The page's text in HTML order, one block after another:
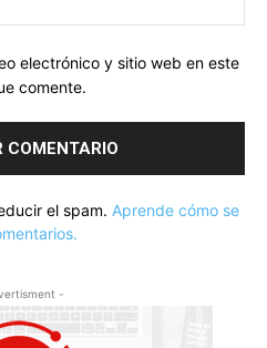
electrónico y sitio web en este
comente.
el spam. Aprende cómo se
-